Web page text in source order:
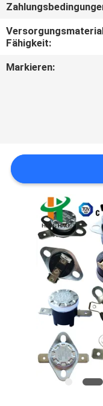
ALLE
FÄLLE
PRIVACY
POLICY
Fähigkeit:
Markieren: